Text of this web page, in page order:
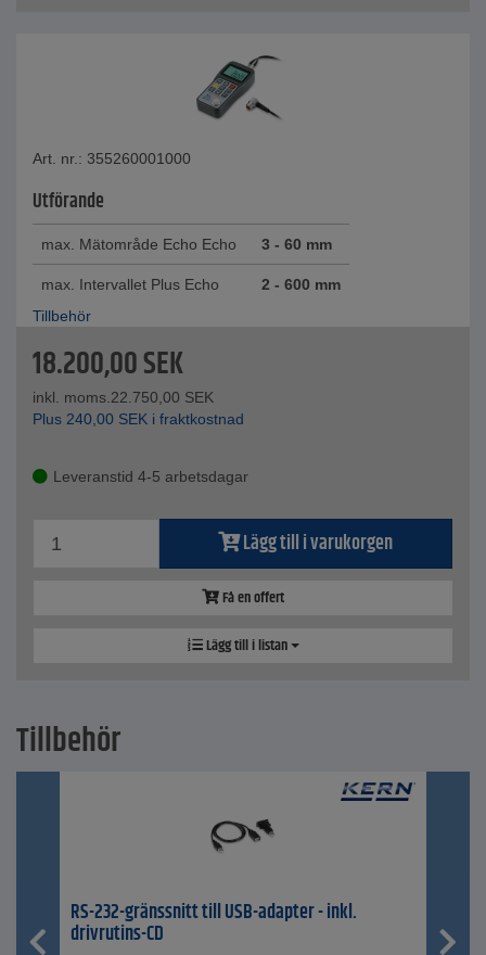
Art. nr.: 355260001000
Utförande
max. Mätområde Echo Echo 3 - 60 mm
max. Intervallet Plus Echo
2 - 600 mm
Tillbehör
18.200,00SEK
inkl. moms.22.750,00 SEK
Plus 240,00 SEK i fraktkostnad
Leveranstid 4-5 arbetsdagar
Lägg till i varukorgen
Få en offert
Lägg till i listan
Tillbehör
RS-232-gränssnitt till USB-adapter - inkl.
drivrutins-CD